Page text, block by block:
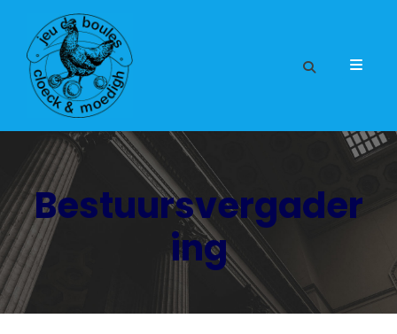
Bestuursvergader
ing